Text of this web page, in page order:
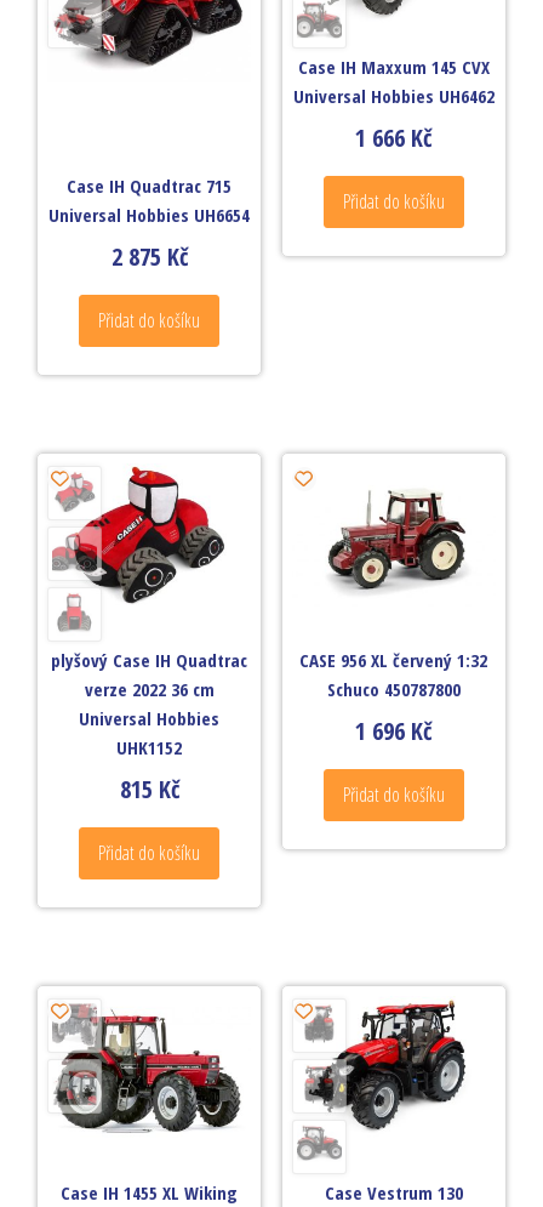
Case IH Quadtrac 715
Universal Hobbies UH6654
2 875 Kč
Přidat do košíku
Case IH Maxxum 145 CVX
Universal Hobbies UH6462
1 666 Kč
Přidat do košíku
plyšový Case IH Quadtrac
verze 2022 36 cm
Universal Hobbies
UHK1152
815 Kč
Přidat do košíku
CASE 956 XL červený 1:32
Schuco 450787800
1 696 Kč
Přidat do košíku
Case IH 1455 XL Wiking
Case Vestrum 130